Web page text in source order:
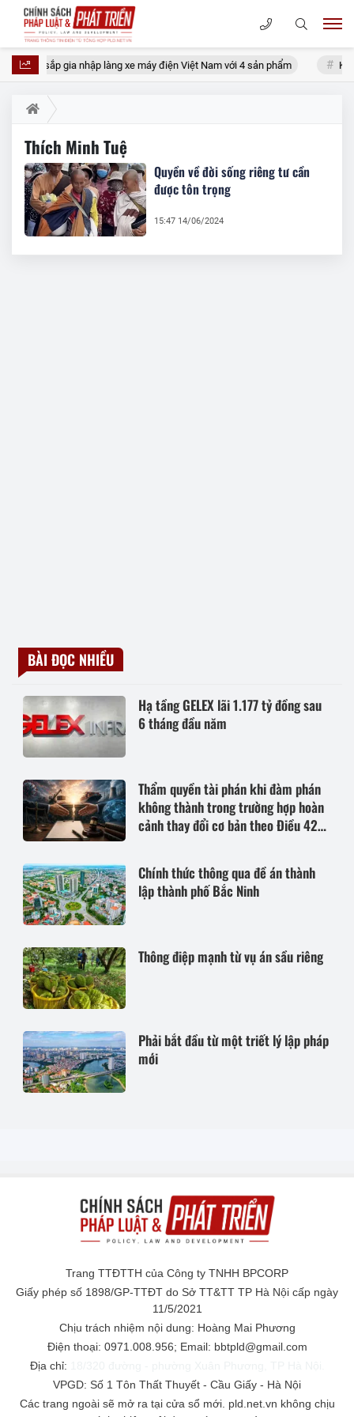
sắp gia nhập làng xe máy điện Việt Nam với 4 sản phẩm
Thích Minh Tuệ
Quyền về đời sống riêng tư cần
được tôn trọng
15:47 14/06/2024
BÀI ĐỌC NHIỀU
Hạ tầng GELEX lãi 1.177 tỷ đồng sau
6 tháng đầu năm
Thẩm quyền tài phán khi đàm phán
không thành trong trường hợp hoàn
cảnh thay đổi cơ bản theo Điều 420
Chính thức thông qua đề án thành
lập thành phố Bắc Ninh
Thông điệp mạnh từ vụ án sầu riêng
Phải bắt đầu từ một triết lý lập pháp
mới
Trang TTĐTTH của Công ty TNHH BPCORP
Giấy phép số 1898/GP-TTĐT do Sở TT&TT TP Hà Nội cấp ngày
11/5/2021
Chịu trách nhiệm nội dung: Hoàng Mai Phương
Điện thoại: 0971.008.956; Email: bbtpld@gmail.com
Địa chỉ:
VPGD: Số 1 Tôn Thất Thuyết - Cầu Giấy - Hà Nội
Các trang ngoài sẽ mở ra tại cửa sổ mới. pld.net.vn không chịu